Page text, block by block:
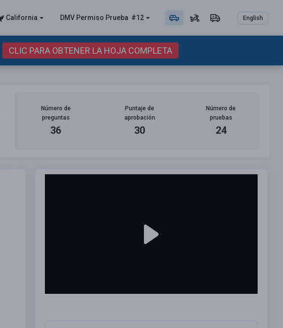
California DMV Permiso Prueba #12 English
CLIC PARA OBTENER LA HOJA COMPLETA
Número de
preguntas
36
Puntaje de
aprobación
30
Número de
pruebas
24